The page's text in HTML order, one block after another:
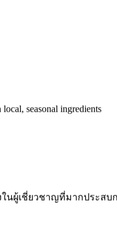
seasonal ingredients
ผู้เชี่ยวชาญที่มากประสบ